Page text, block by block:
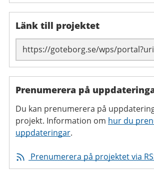
Länk till projektet
Prenumerera på
Du kan prenumerera på
projekt. Information om hur du
uppdateringar.
Prenumerera på projektet via